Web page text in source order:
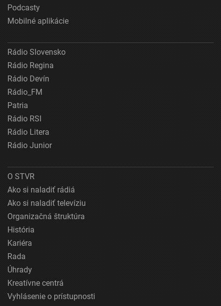
Podcasty
Mobilné aplikácie
Rádio Slovensko
Rádio Regina
Rádio Devín
Rádio_FM
Patria
Rádio RSI
Rádio Litera
Rádio Junior
O STVR
Ako si naladiť rádiá
Ako si naladiť televíziu
Organizačná štruktúra
História
Kariéra
Rada
Úhrady
Kreatívne centrá
Vyhlásenie o prístupnosti